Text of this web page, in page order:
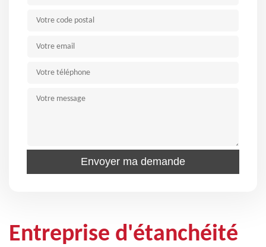
Entreprise d'étanchéité